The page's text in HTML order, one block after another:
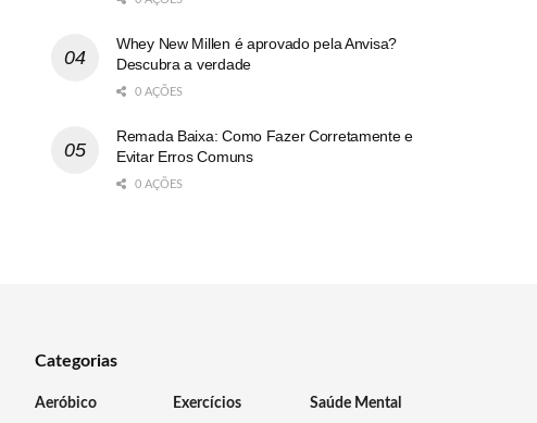
Whey New Millen é aprovado pela Anvisa?
Descubra a verdade
0 AÇÕES
Remada Baixa: Como Fazer Corretamente e
Evitar Erros Comuns
0 AÇÕES
Categorias
Aeróbico
Exercícios
Saúde Mental